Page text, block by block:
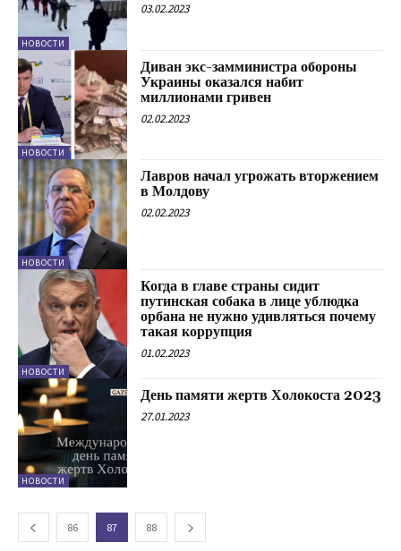
НОВОСТИ
03.02.2023
НОВОСТИ
Диван экс-замминистра обороны
Украины оказался набит
миллионами гривен
02.02.2023
НОВОСТИ
Лавров начал угрожать вторжением
в Молдову
02.02.2023
НОВОСТИ
Когда в главе страны сидит
путинская собака в лице ублюдка
орбана не нужно удивляться почему
такая коррупция
01.02.2023
НОВОСТИ
День памяти жертв Холокоста 2023
27.01.2023
86 87 88